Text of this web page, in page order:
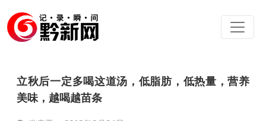
立秋后一定多喝这道汤，低脂肪，低热量，营养
美味，越喝越苗条